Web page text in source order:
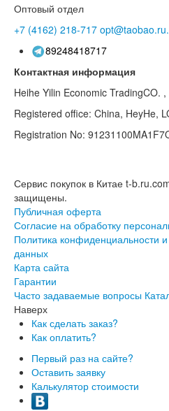
Оптовый отдел
+7 (4162) 218-717
89248418717
Контактная информация
Heihe Yilin Economic TradingCO.
Registered office: China, HeyHe,
Registration No:
Сервис покупок в Китае t-
защищены.
Публичная оферта
Согласие на обработку
Политика конфиденциальности
данных
Карта сайта
Гарантии
Часто задаваемые вопросы
Наверх
Как сделать заказ?
Как оплатить?
Первый раз на сайте?
Оставить заявку
Калькулятор стоимости